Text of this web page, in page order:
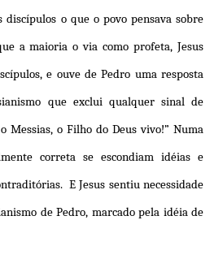
discípulos o que o povo pensava sobre
a maioria o via como profeta, Jesus
e ouve de Pedro uma resposta
que exclui qualquer sinal de
Messias, o Filho do Deus vivo!” Numa
correta se escondiam idéias e
E Jesus sentiu necessidade
de Pedro, marcado pela idéia de